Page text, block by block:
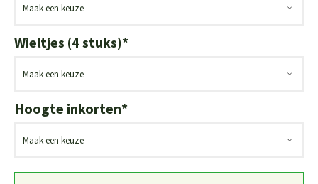
Wieltjes (4 stuks)*
Hoogte inkorten*